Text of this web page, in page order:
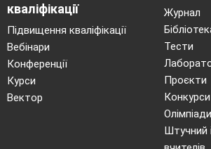
кваліфікації
Підвищення кваліфікації
Вебінари
Конференції
Курси
Вектор
Журнал
Тести
Проєкти
Конкурси
Олімпіади
Штучний